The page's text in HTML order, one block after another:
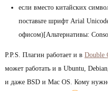
если вместо китайских
поставьте шрифт Arial
офисом)[Альтернативы:
P.P.S. Плагин работает и в Double
может работать и в Ubuntu,
и даже BSD и Mac OS. Кому